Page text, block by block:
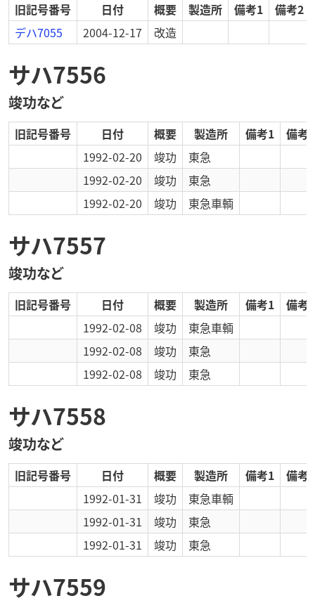
旧記号番号 日付 概要 製造所 備考1
備考2
デハ7055
2004-12-17 改造
サハ7556
竣功など
旧記号番号 日付 概要 製造所 備考1
備考2
1992-02-20
竣功
東急
1992-02-20
竣功
東急
1992-02-20
竣功 東急車輌
サハ7557
竣功など
旧記号番号 日付 概要 製造所 備考1
備考2
1992-02-08
竣功
東急車輌
1992-02-08
竣功
東急
1992-02-08
竣功 東急
サハ7558
竣功など
旧記号番号 日付 概要 製造所 備考1
備考2
1992-01-31
竣功
東急車輌
1992-01-31
竣功
東急
1992-01-31
竣功 東急
サハ7559